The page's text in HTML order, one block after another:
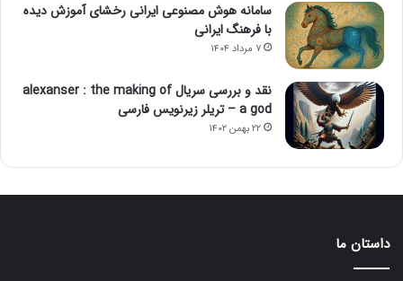
سامانه هوش مصنوعی ایرانی رخشای آموزش دیده
با فرهنگ ایرانی
۷ مرداد ۱۴۰۴
نقد و بررسی سریال alexanser : the making of
a god – تریلر زیرنویس فارسی
۲۲ بهمن ۱۴۰۲
داستان ما